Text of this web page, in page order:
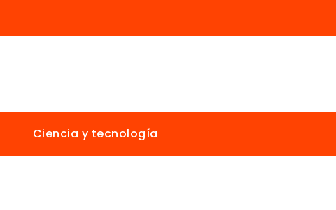
Ciencia y tecnología